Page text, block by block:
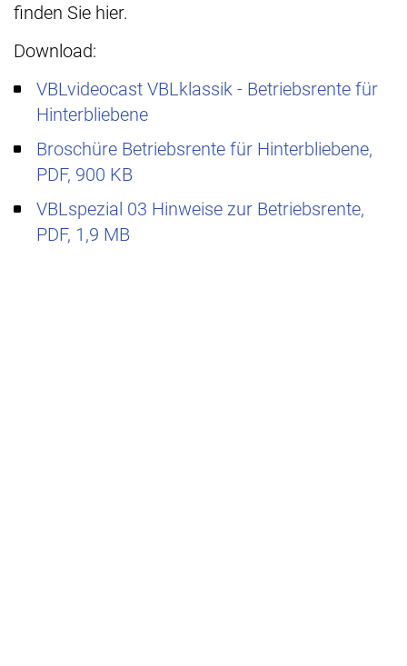
finden Sie hier.
Download:
VBLvideocast VBLklassik - Betriebsrente für
Hinterbliebene
Broschüre Betriebsrente für Hinterbliebene,
PDF, 900 KB
VBLspezial 03 Hinweise zur Betriebsrente,
PDF, 1,9 MB